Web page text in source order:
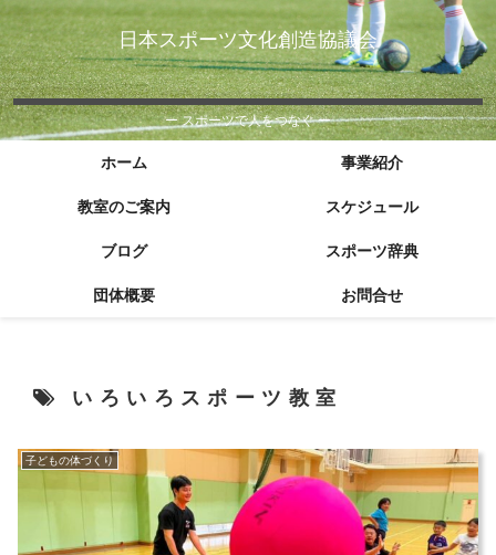
日本スポーツ文化創造協議会
ー スポーツで人をつなぐ ー
ホーム 事業紹介
教室のご案内 スケジュール
ブログ スポーツ辞典
団体概要 お問合せ
いろいろスポーツ教室
子どもの体づくり